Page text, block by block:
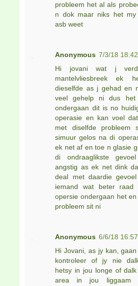
probleem het al als
n dok maar niks het
asb weet
Anonymous 7/3/18 18:42
Hi jovani wat j
mantelvliesbreek ek
dieselfde as j gehad en
veel gehelp ni dus
ondergaan dit is no
operasie en kan voel
met diselfde probleem
simuur gelos na di
ek net af en toe n glasie
di ondraaglikste
angstig as ek net dink
deal met daardie
iemand wat beter
opersie ondergaan het
probleem sit ni
Anonymous 6/6/18 16:57
Hi Jovani, as jy kan,
kontroleer of jy nie
hetsy in jou longe of
area in jou liggaam